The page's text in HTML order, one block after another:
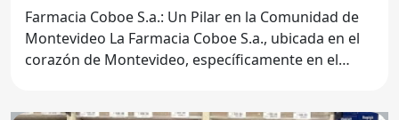
Farmacia Coboe S.a.: Un Pilar en la Comunidad de
Montevideo La Farmacia Coboe S.a., ubicada en el
corazón de Montevideo, específicamente en el